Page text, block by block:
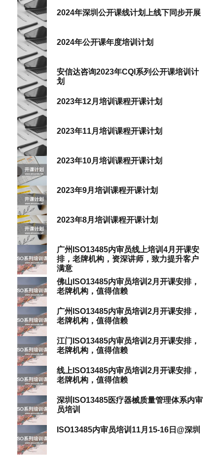
2024年深圳公开课线计划上线下同步开展
2024年公开课年度培训计划
安信达咨询2023年CQI系列公开课培训计
划
2023年12月培训课程开课计划
2023年11月培训课程开课计划
2023年10月培训课程开课计划
2023年9月培训课程开课计划
2023年8月培训课程开课计划
广州ISO13485内审员线上培训4月开课安
排，老牌机构，资深讲师，致力提升客户
满意
佛山ISO13485内审员培训2月开课安排，
老牌机构，值得信赖
广州ISO13485内审员培训2月开课安排，
老牌机构，值得信赖
江门ISO13485内审员培训2月开课安排，
老牌机构，值得信赖
线上ISO13485内审员培训2月开课安排，
老牌机构，值得信赖
深圳ISO13485医疗器械质量管理体系内审
员培训
ISO13485内审员培训11月15-16日@深圳